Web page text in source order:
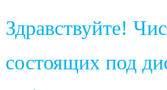
Здравствуйте!
состоящих под